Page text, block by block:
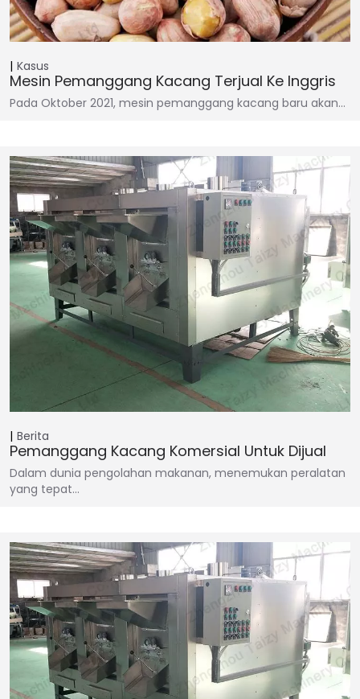
Kasus
Mesin Pemanggang Kacang Terjual Ke Inggris
Pada Oktober 2021, mesin pemanggang kacang baru akan…
Berita
Pemanggang Kacang Komersial Untuk Dijual
Dalam dunia pengolahan makanan, menemukan peralatan
yang tepat…